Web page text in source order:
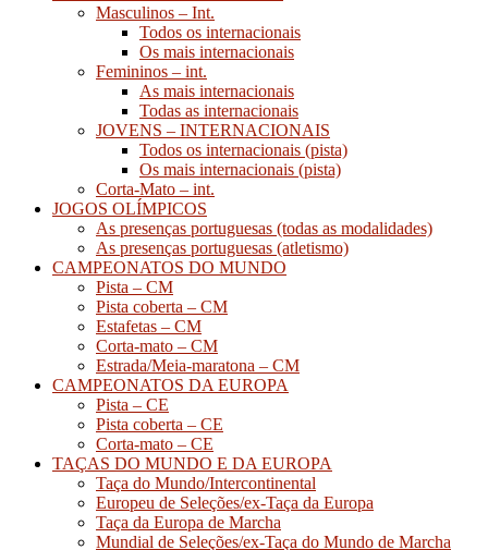
Masculinos – Int.
Todos os internacionais
Os mais internacionais
Femininos – int.
As mais internacionais
Todas as internacionais
JOVENS – INTERNACIONAIS
Todos os internacionais (pista)
Os mais internacionais (pista)
Corta-Mato – int.
JOGOS OLÍMPICOS
As presenças portuguesas (todas as modalidades)
As presenças portuguesas (atletismo)
CAMPEONATOS DO MUNDO
Pista – CM
Pista coberta – CM
Estafetas – CM
Corta-mato – CM
Estrada/Meia-maratona – CM
CAMPEONATOS DA EUROPA
Pista – CE
Pista coberta – CE
Corta-mato – CE
TAÇAS DO MUNDO E DA EUROPA
Taça do Mundo/Intercontinental
Europeu de Seleções/ex-Taça da Europa
Taça da Europa de Marcha
Mundial de Seleções/ex-Taça do Mundo de Marcha